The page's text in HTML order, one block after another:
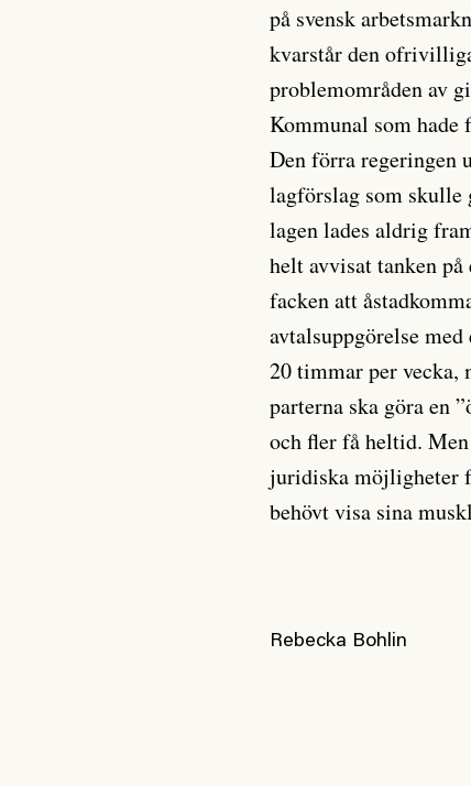
på svensk
kvarstår den
problemområden av
Kommunal som hade
Den förra regeringen
lagförslag som
lagen lades aldrig
helt avvisat tanken
facken att
avtalsuppgörelse
20 timmar per
parterna ska göra en
och fler få heltid.
juridiska möjligheter
behövt visa sina
Rebecka Bohlin